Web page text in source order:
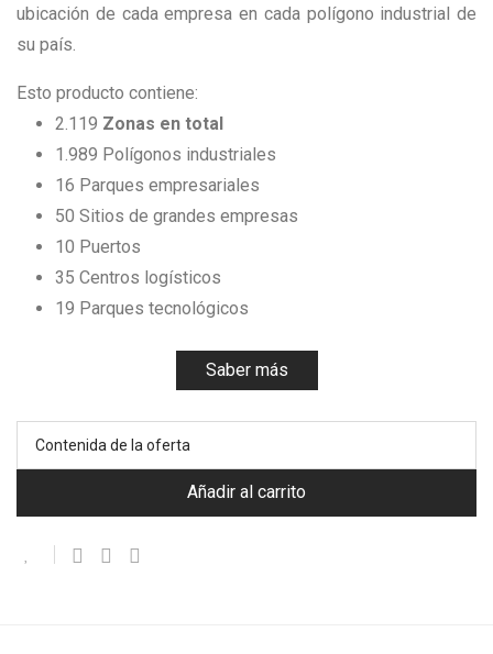
ubicación de cada empresa en cada polígono industrial de
su país.
Esto producto contiene:
2.119 Zonas en total
1.989 Polígonos industriales
16 Parques empresariales
50 Sitios de grandes empresas
10 Puertos
35 Centros logísticos
19 Parques tecnológicos
Saber más
Contenida de la oferta
Añadir al carrito